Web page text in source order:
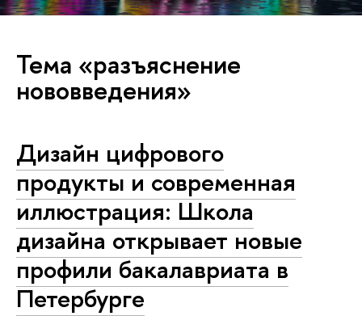
Тема «разъяснение
нововведения»
Дизайн цифрового
продукты и современная
иллюстрация: Школа
дизайна открывает новые
профили бакалавриата в
Петербурге